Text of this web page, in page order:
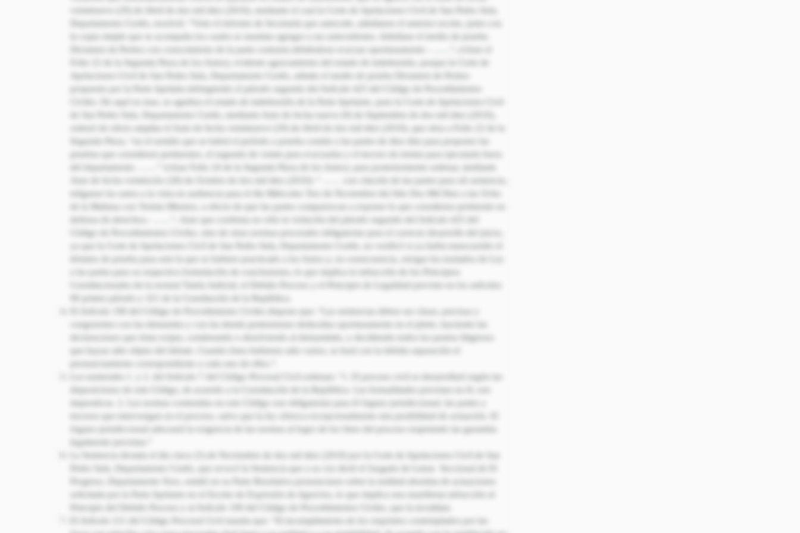
veintinueve
(29) de Abril de dos mil diez (2010), mediante el cual la Corte de Apelaciones Civil de San Pedro Sula,
Departamento Cortés, resolvió: “Visto el informe de Secretaría que antecede, admítanse el anterior escrito, junto con
la copia simple que se acompaña los cuales se mandan agregar a sus antecedentes. Admítase el medio de prueba
Dictamen de Peritos con conocimiento de la parte contraria debiéndose evacuar oportunamente.- ……”, (véase el
Folio 22 de la Segunda Pieza de los Autos), evidente agravamiento del estado de indefensión, porque la Corte de
Apelaciones Civil de San Pedro Sula, Departamento Cortés, admite el medio de prueba Dictamen de Peritos
propuesto por la Parte Apelada infringiendo el párrafo segundo del Artículo 425 del Código de Procedimientos
Civiles. De aquí en mas, se agudiza el estado de indefensión de la Parte Apelante, pues la Corte de Apelaciones Civil
de San Pedro Sula, Departamento Cortés, mediante Auto de fecha nueve (9) de Septiembre de dos mil diez (2010),
ordenó de oficio ampliar el Auto de fecha veintinueve (29) de Abril de dos mil diez (2010), que obra a Folio 22 de la
Segunda Pieza, “en el sentido que se habrá el período a prueba común a las partes de diez días para proponer las
pruebas que consideren pertinentes, el segundo de veinte para evacuarlas y el tercero de treinta para ejecutarla fuera
del departamento. ……” (véase Folio 24 de la Segunda Pieza de los Autos), para posteriormente ordenar, mediante
Auto de fecha veintiocho (28) de Octubre de dos mil diez (2010): “ …… con citación de las partes para oír sentencia,
tráiganse los autos a la vista en audiencia para el día Miércoles Tres de Noviembre del Año Dos Mil Diez a las Ocho
de la Mañana con Treinta Minutos, a efecto de que las partes comparezcan a exponer lo que consideren pertinente en
defensa de derechos.- ……”, Auto que confirma no sólo la violación del párrafo segundo del Artículo 425 del
Código de Procedimientos Civiles, sino de otras normas procesales obligatorias para el correcto desarrollo del juicio,
ya que la Corte de Apelaciones Civil de San Pedro Sula, Departamento Cortés, no verificó si ya había transcurrido el
término de prueba para unir la que se hubiere practicado a los Autos y, en consecuencia, otorgar los traslados de Ley
a las partes para su respectiva formulación de conclusiones, lo que implica la infracción de los Principios
Constitucionales de la normal Tutela Judicial, el Debido Proceso y el Principio de Legalidad previsto en los artículos
90 primer párrafo y 321 de la Constitución de la República.
El Artículo 190 del Código de Procedimiento Civiles dispone que: “Las sentencias deben ser claras, precisas y
congruentes con las demandas y con las demás pretensiones deducidas oportunamente en el pleito, haciendo las
declaraciones que éstas exijan, condenando o absolviendo al demandado, y decidiendo todos los puntos litigiosos
que hayan sido objeto del debate. Cuando éstos hubieren sido varios, se hará con la debida separación el
pronunciamiento correspondiente a cada uno de ellos.”.
Los numerales 1. y 2. del Artículo 7 del Código Procesal Civil ordenan: “1. El proceso civil se desarrollará según las
disposiciones de este Código, de acuerdo a la Constitución de la República. Las formalidades previstas en él, son
imperativas. 2. Las normas contenidas en este Código son obligatorias para él órgano jurisdiccional, las partes y
terceros que intervengan en el proceso, salvo que la ley ofrezca excepcionalmente otra posibilidad de actuación. El
órgano jurisdiccional adecuará la exigencia de las normas al logro de los fines del proceso respetando las garantías
legalmente previstas.”
La Sentencia dictada el día cinco (5) de Noviembre de dos mil diez (2010) por la Corte de Apelaciones Civil de San
Pedro Sula, Departamento Cortés, que revocó la Sentencia que a su vez dictó el Juzgado de Letras Seccional de El
Progreso, Departamento Yoro, omitió en su Parte Resolutiva pronunciarse sobre la nulidad absoluta de actuaciones
solicitada por la Parte Apelante en el Escrito de Expresión de Agravios, lo que implica una manifiesta infracción al
Principio del Debido Proceso y al Artículo 190 del Código de Procedimientos Civiles, que la invalidan.
El Artículo 211 del Código Procesal Civil manda que: “El incumplimiento de los requisitos contemplados por las